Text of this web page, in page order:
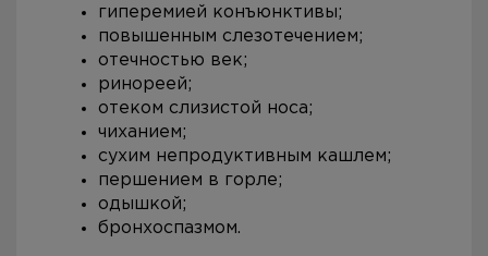
гиперемией конъюнктивы;
повышенным слезотечением;
отечностью век;
ринореей;
отеком слизистой носа;
чиханием;
сухим непродуктивным кашлем;
першением в горле;
одышкой;
бронхоспазмом.